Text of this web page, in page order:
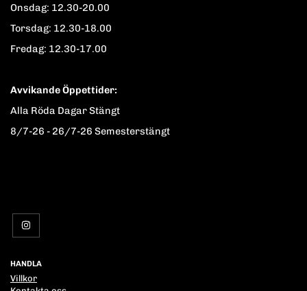
Onsdag: 12.30-20.00
Torsdag: 12.30-18.00
Fredag: 12.30-17.00
Avvikande Öppettider:
Alla Röda Dagar Stängt
8/7-26 - 26/7-26 Semesterstängt
HANDLA
Villkor